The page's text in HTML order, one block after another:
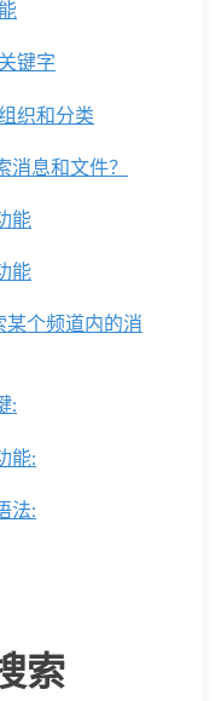
键字
织和分类
消息和文件？
能
能
某个频道内的消
:
能:
法:
索